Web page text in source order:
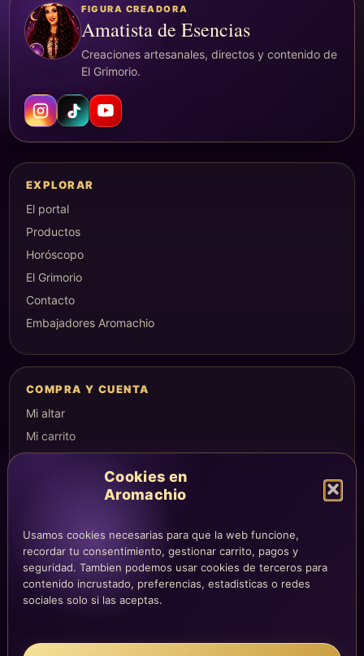
Cookies en
Aromachio
Usamos cookies necesarias para que la web funcione,
recordar tu consentimiento, gestionar carrito, pagos y
seguridad. Tambien podemos usar cookies de terceros para
contenido incrustado, preferencias, estadisticas o redes
sociales solo si las aceptas.
FIGURA CREADORA
Amatista de Esencias
Creaciones artesanales, directos y contenido de
El Grimorio.
EXPLORAR
El portal
Productos
Horóscopo
El Grimorio
Contacto
Embajadores Aromachio
COMPRA Y CUENTA
Mi altar
Mi carrito
Condiciones de compra
Envíos y devoluciones
LEGAL
Aviso legal
Cookies